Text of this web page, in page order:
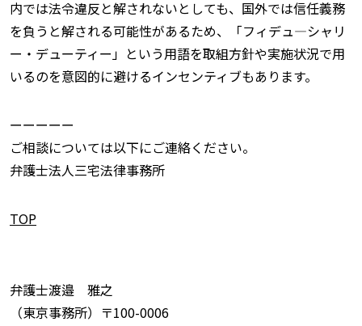
内では法令違反と解されないとしても、国外では信任義務
を負うと解される可能性があるため、「フィデュ—シャリ
ー・デューティー」という用語を取組方針や実施状況で用
いるのを意図的に避けるインセンティブもあります。
ーーーーー
ご相談については以下にご連絡ください。
弁護士法人三宅法律事務所
TOP
弁護士渡邉 雅之
（東京事務所）〒100-0006